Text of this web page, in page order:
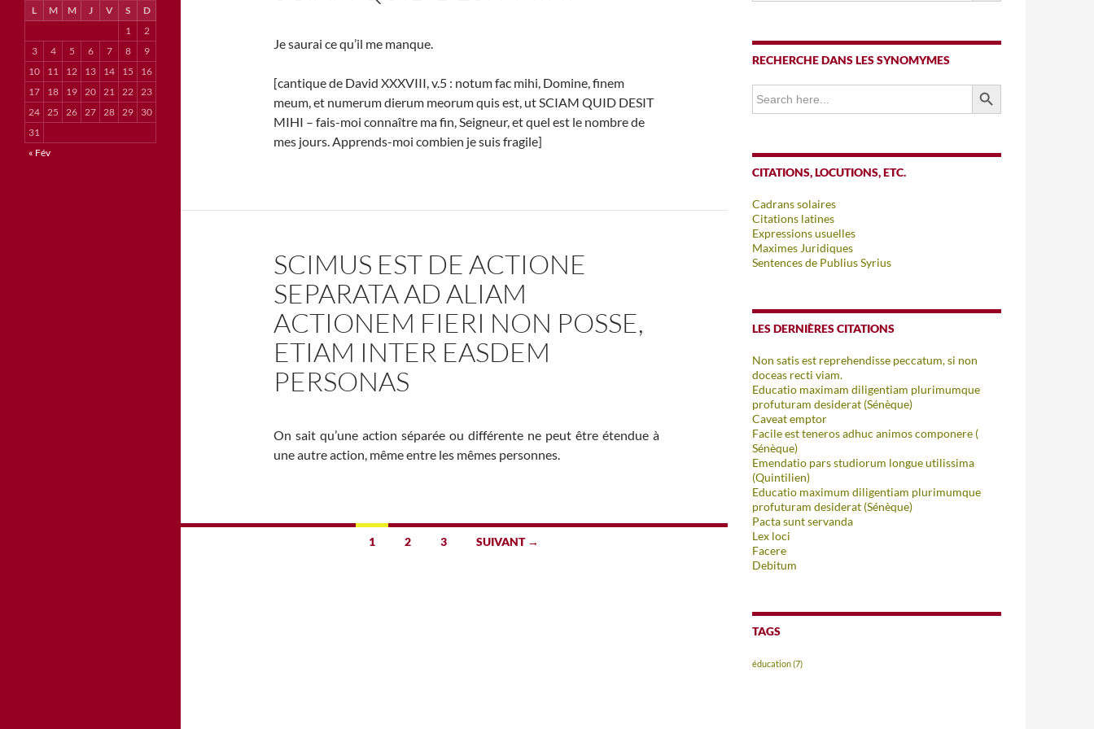
Je saurai ce qu’il me manque.
[cantique de David XXXVIII, v.5 : notum fac mihi, Domine, finem
meum, et numerum dierum meorum quis est, ut SCIAM QUID DESIT
MIHI – fais-moi connaître ma fin, Seigneur, et quel est le nombre de
mes jours. Apprends-moi combien je suis fragile]
SCIMUS EST DE ACTIONE
SEPARATA AD ALIAM
ACTIONEM FIERI NON POSSE,
ETIAM INTER EASDEM
PERSONAS
On sait qu’une action séparée ou différente ne peut être étendue à
une autre action, même entre les mêmes personnes.
1 2 3 SUIVANT →
RECHERCHE DANS LES SYNOMYMES
Search
for:
SEARCH BUTTON
CITATIONS, LOCUTIONS, ETC.
Cadrans solaires
Citations latines
Expressions usuelles
Maximes Juridiques
Sentences de Publius Syrius
LES DERNIÈRES CITATIONS
Non satis est reprehendisse peccatum, si non
doceas recti viam.
Educatio maximam diligentiam plurimumque
profuturam desiderat (Sénèque)
Caveat emptor
Facile est teneros adhuc animos componere (
Sénèque)
Emendatio pars studiorum longue utilissima
(Quintilien)
Educatio maximum diligentiam plurimumque
profuturam desiderat (Sénèque)
Pacta sunt servanda
Lex loci
Facere
Debitum
TAGS
éducation(7)
L M M J V S
D
1
2
3
4 5 6 7 8
9
10
11 12 13 14 15
16
17
18 19 20 21 22 23
24 25 26 27 28 29
30
31
« Fév